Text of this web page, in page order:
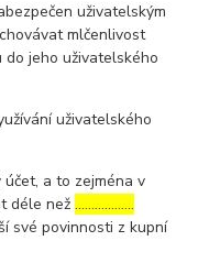
uživatelským
mlčenlivost
jeho uživatelského
uživatelského
a to zejména v
déle než………………
své povinnosti z kupní